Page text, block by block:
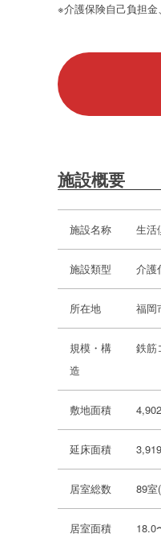
※介護保険自己負担
施設概要
施設名称 生活
施設類型 介護
所在地 福岡
規模・構
造
鉄筋
敷地面積
延床面積
居室総数 89室
居室面積 18.0